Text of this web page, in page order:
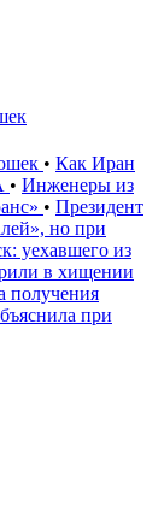
• Как Иран
• Инженеры из
• Президент
но при
уехавшего из
в хищении
получения
при